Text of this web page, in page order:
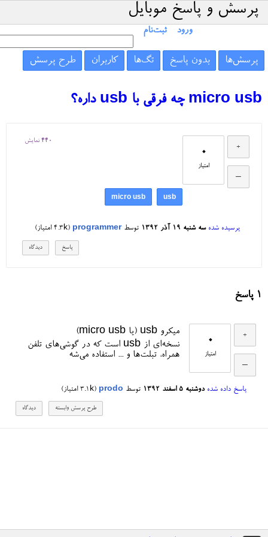
پرسش و پاسخ موبایل
ورود ثبت‌نام
پرسش‌ها بدون پاسخ تگ‌ها کاربران طرح پرسش
micro usb چه فرقی با usb داره؟
0
امتیاز
440 نمایش
usb
micro usb
پرسیده شده سه شنبه ۱۹ آذر ۱۳۹۲ توسطprogrammer
(
4.3k امتیاز)
1 پاسخ
0
امتیاز
میکرو usb (یا micro usb)
نسخه‌ای از usb است که در گوشی‌های تلفن
همراه، تبلت‌ها و ... استفاده می‌شه
پاسخ داده شده دوشنبه ۵ اسفند ۱۳۹۲ توسط prodo
(
3.1k امتیاز)